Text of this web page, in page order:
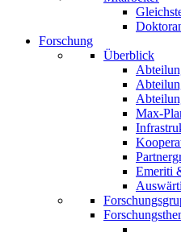
Forschung
Überblick
Max-
Emeriti